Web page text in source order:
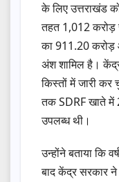
के लिए उत्तराखंड
तहत 1,012
का 911.20 करोड़
अंश शामिल है।
किस्तों में जारी
तक SDRF खाते में
उपलब्ध थी।
उन्होंने बताया कि
बाद केंद्र सरकार ने